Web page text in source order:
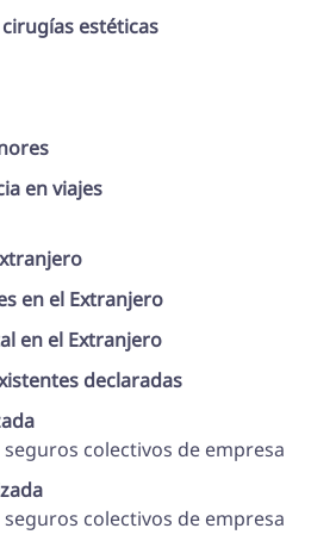
estéticas
en viajes
en el Extranjero
en el Extranjero
declaradas
colectivos de empresa
colectivos de empresa